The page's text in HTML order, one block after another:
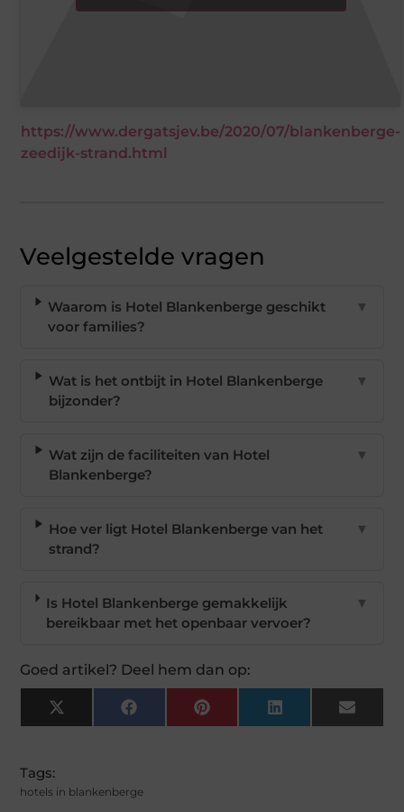
https://www.dergatsjev.be/2020/07/blankenberge-
zeedijk-strand.html
Veelgestelde vragen
Waarom is Hotel Blankenberge geschikt
voor families?
▼
Wat is het ontbijt in Hotel Blankenberge
bijzonder?
▼
Wat zijn de faciliteiten van Hotel
Blankenberge?
▼
Hoe ver ligt Hotel Blankenberge van het
strand?
▼
Is Hotel Blankenberge gemakkelijk
bereikbaar met het openbaar vervoer?
▼
Goed artikel? Deel hem dan op:
X
(Twitter)
FacebookPinterest LinkedIn Email
Tags:
hotels in blankenberge